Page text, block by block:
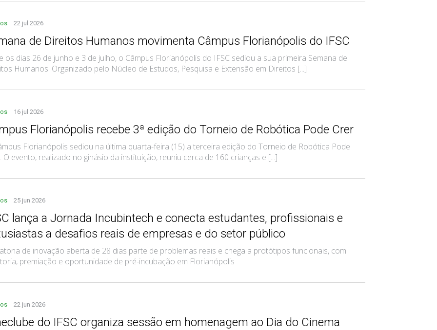
22 jul 2026
de Direitos Humanos movimenta Câmpus Florianópolis do IFSC
os dias 26 de junho e 3 de julho, o Câmpus Florianópolis do IFSC sediou a sua primeira Semana de
Humanos. Organizado pelo Núcleo de Estudos, Pesquisa e Extensão em Direitos [...]
16 jul 2026
Florianópolis recebe 3ª edição do Torneio de Robótica Pode Crer
Florianópolis sediou na última quarta-feira (15) a terceira edição do Torneio de Robótica Pode
O evento, realizado no ginásio da instituição, reuniu cerca de 160 crianças e [...]
25 jun 2026
lança a Jornada Incubintech e conecta estudantes, profissionais e
a desafios reais de empresas e do setor público
de inovação aberta de 28 dias parte de problemas reais e chega a protótipos funcionais, com
premiação e oportunidade de pré-incubação em Florianópolis
22 jun 2026
do IFSC organiza sessão em homenagem ao Dia do Cinema